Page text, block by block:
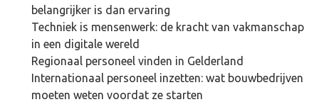
belangrijker is dan ervaring
Techniek is mensenwerk: de kracht van vakmanschap
in een digitale wereld
Regionaal personeel vinden in Gelderland
Internationaal personeel inzetten: wat bouwbedrijven
moeten weten voordat ze starten